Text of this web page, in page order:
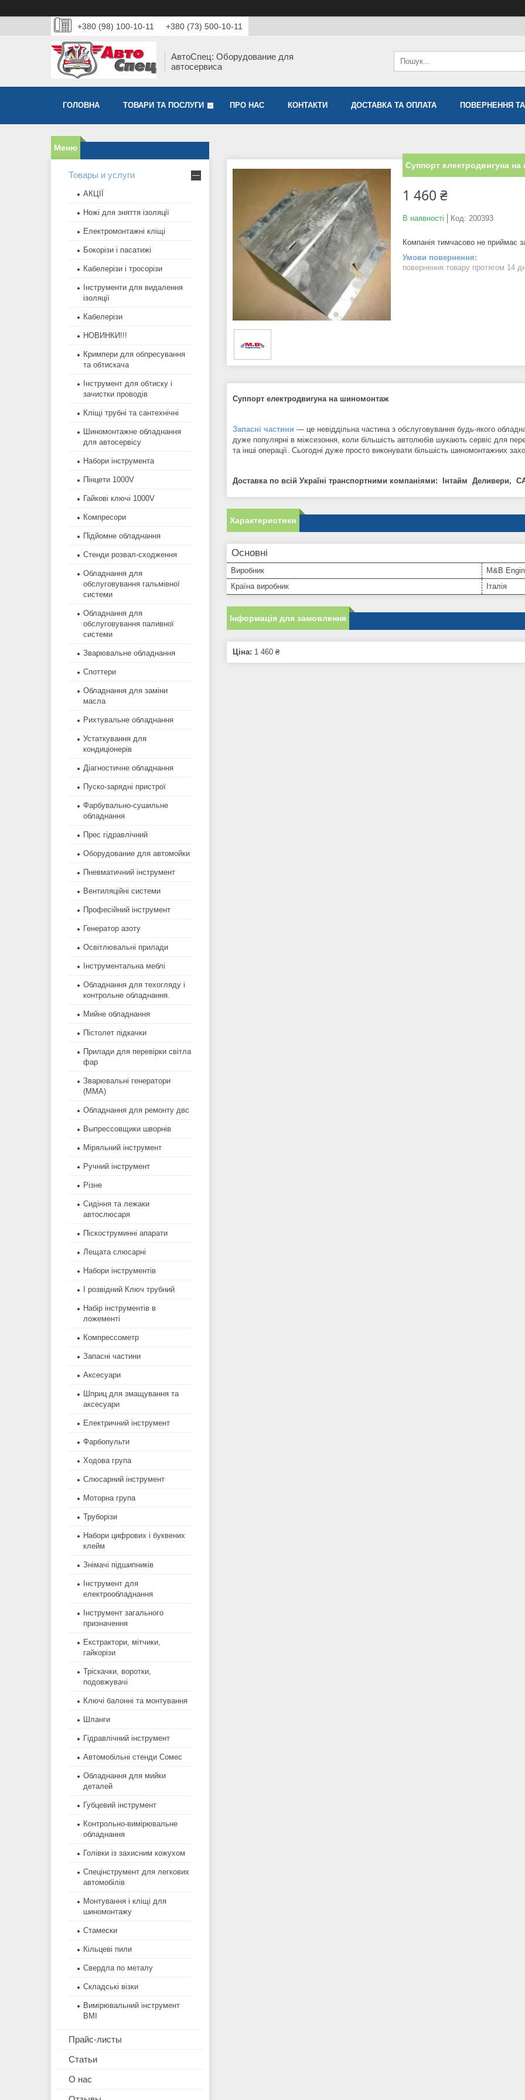
+380 (98) 100-10-11 +380 (73) 500-10-11
АвтоСпец: Оборудование для
автосервиса
ГОЛОВНА ТОВАРИ ТА ПОСЛУГИ ПРО НАС КОНТАКТИ ДОСТАВКА ТА ОПЛАТА ПОВЕРНЕННЯ
Суппорт електродвигуна
1 460 ₴
В наявності Код: 200393
Компанія тимчасово не приймає
повернення товару протягом 14
Суппорт електродвигуна на шиномонтаж
Запасні частини — це невіддільна частина з обслуговування будь-якого
дуже популярні в міжсезоння, коли більшість автолюбів шукають сервіс для
та інші операції. Сьогодні дуже просто виконувати більшість шиномонтажних
Доставка по всій Україні транспортними компаніями: Інтайм Деливери,
Характеристики
Основні
Виробник
M&B
Країна виробник
Італія
Інформація для замовлення
Ціна: 1 460 ₴
Товары и услуги
АКЦІЇ
Ножі для зняття ізоляції
Електромонтажні кліщі
Бокорізи і пасатижі
Кабелерізи і тросорізи
Інструменти для видалення
ізоляції
Кабелерізи
НОВИНКИ!!!
Кримпери для обпресування
та обтискача
Інструмент для обтиску і
зачистки проводів
Кліщі трубні та сантехнічні
Шиномонтажне обладнання
для автосервісу
Набори інструмента
Пінцети 1000V
Гайкові ключі 1000V
Компресори
Підйомне обладнання
Стенди розвал-сходження
Обладнання для
обслуговування гальмівної
системи
Обладнання для
обслуговування паливної
системи
Зварювальне обладнання
Споттери
Обладнання для заміни
масла
Рихтувальне обладнання
Устаткування для
кондиціонерів
Діагностичне обладнання
Пуско-зарядні пристрої
Фарбувально-сушильне
обладнання
Прес гідравлічний
Оборудование для автомойки
Пневматичний інструмент
Вентиляційні системи
Професійний інструмент
Генератор азоту
Освітлювальні прилади
Інструментальна меблі
Обладнання для техогляду і
контрольне обладнання.
Мийне обладнання
Пістолет підкачки
Прилади для перевірки світла
фар
Зварювальні генератори
(MMA)
Обладнання для ремонту двс
Выпрессовщики шворнів
Міряльний інструмент
Ручний інструмент
Різне
Сидіння та лежаки
автослюсаря
Піскоструминні апарати
Лещата слюсарні
Набори інструментів
І розвідний Ключ трубний
Набір інструментів в
ложементі
Компрессометр
Запасні частини
Аксесуари
Шприц для змащування та
аксесуари
Електричний інструмент
Фарбопульти
Ходова група
Слюсарний інструмент
Моторна група
Труборізи
Набори цифрових і буквених
клейм
Знімачі підшипників
Інструмент для
електрообладнання
Інструмент загального
призначення
Екстрактори, мітчики,
гайкорізи
Тріскачки, воротки,
подовжувачі
Ключі балонні та монтування
Шланги
Гідравлічний інструмент
Автомобільні стенди Сомес
Обладнання для мийки
деталей
Губцевий інструмент
Контрольно-вимірювальне
обладнання
Голівки із захисним кожухом
Спецінструмент для легкових
автомобілів
Монтування і кліщі для
шиномонтажу
Стамески
Кільцеві пили
Свердла по металу
Складські візки
Вимірювальний інструмент
BMI
Прайс-листы
Статьи
О нас